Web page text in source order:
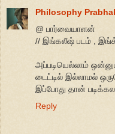
Philosophy
@ பார்வையாளன்
// இங்கலீஷ் படம் ,
அப்படியெல்லாம்
டைட்டில் இல்லாமல்
இப்போது தான்
Reply